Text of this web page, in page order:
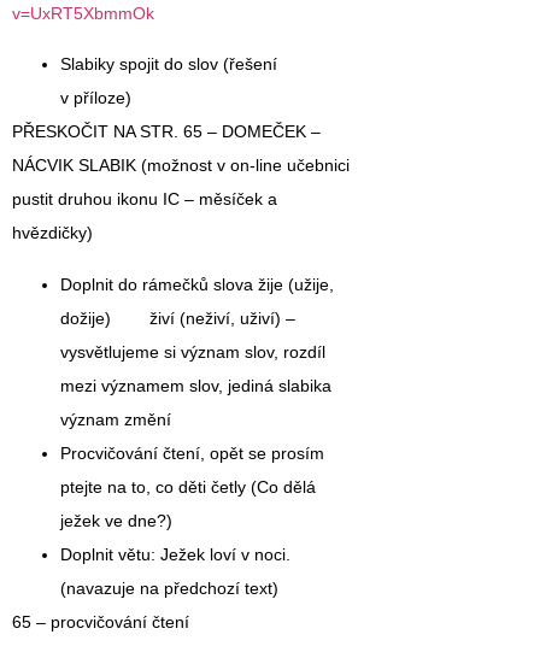
v=UxRT5XbmmOk
Slabiky spojit do slov (řešení
v příloze)
PŘESKOČIT NA STR. 65 – DOMEČEK –
NÁCVIK SLABIK (možnost v on-line učebnici
pustit druhou ikonu IC – měsíček a
hvězdičky)
Doplnit do rámečků slova žije (užije,
dožije) živí (neživí, uživí) –
vysvětlujeme si význam slov, rozdíl
mezi významem slov, jediná slabika
význam změní
Procvičování čtení, opět se prosím
ptejte na to, co děti četly (Co dělá
ježek ve dne?)
Doplnit větu: Ježek loví v noci.
(navazuje na předchozí text)
65 – procvičování čtení